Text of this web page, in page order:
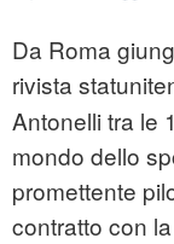
Da Roma
rivista
Antonelli tra le
mondo dello
promettente
contratto con